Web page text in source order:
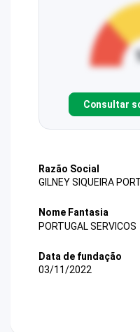
Consultar
Razão Social
GILNEY SIQUEIRA
Nome Fantasia
PORTUGAL SERVICOS
Data de fundação
03/11/2022